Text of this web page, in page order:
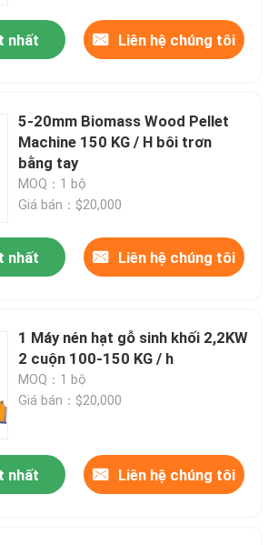
nhất Liên hệ chúng tôi
5-20mm Biomass Wood Pellet
Machine 150 KG / H bôi trơn
bằng tay
MOQ：1 bộ
Giá bán：$20,000
nhất Liên hệ chúng tôi
1 Máy nén hạt gỗ sinh khối 2,2KW
2 cuộn 100-150 KG / h
MOQ：1 bộ
Giá bán：$20,000
nhất Liên hệ chúng tôi